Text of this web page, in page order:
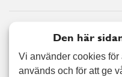
Boka till
hjälp i
30 JANUARI, 2026
Den här
Vi använder cookies
används och för att ge